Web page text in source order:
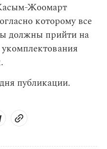
Жоомарт
которому все
должны прийти на
публикации.